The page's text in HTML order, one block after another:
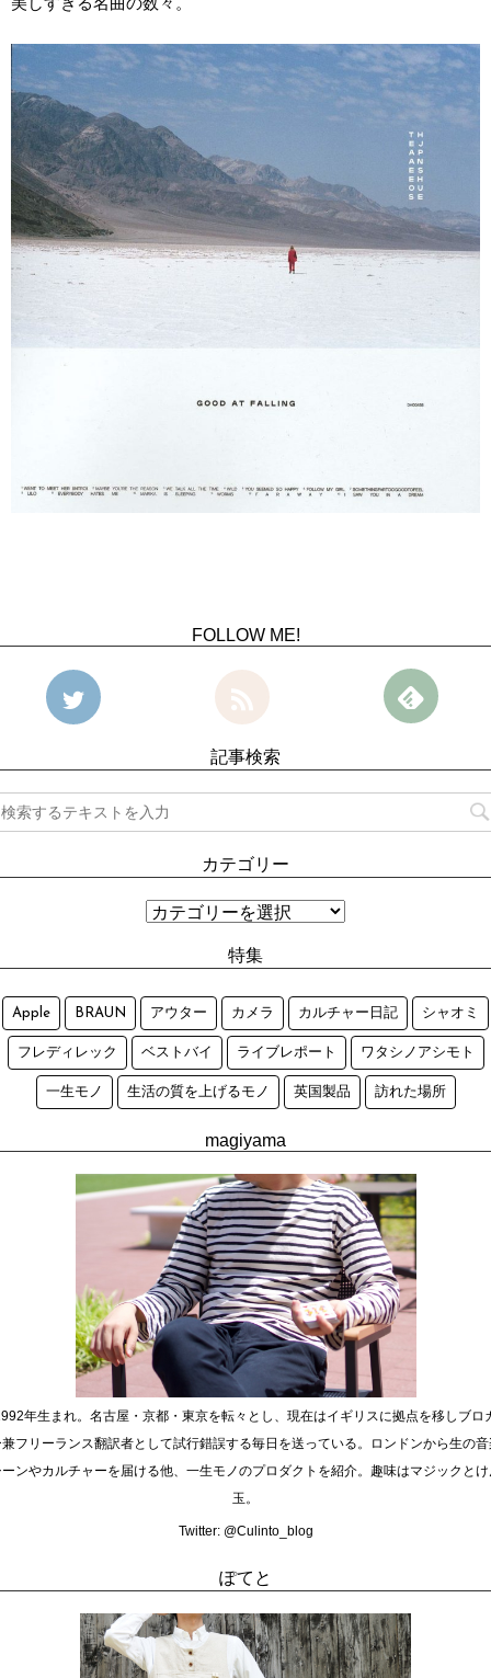
美しすぎる名曲の数々。
FOLLOW ME!
記事検索
カテゴリー
特集
Apple BRAUN アウター カメラ カルチャー日記 シャオミ
フレディレック ベストバイ ライブレポート ワタシノアシモト
一生モノ 生活の質を上げるモノ 英国製品 訪れた場所
magiyama
年生まれ。名古屋・京都・東京を転々とし、現在はイギリスに拠点を移しブロ
フリーランス翻訳者として試行錯誤する毎日を送っている。ロンドンから生の
ンやカルチャーを届ける他、一生モノのプロダクトを紹介。趣味はマジックと
玉。
Twitter: @Culinto_blog
ぽてと